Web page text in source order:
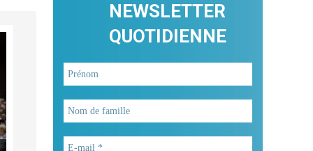
NEWSLETTER
QUOTIDIENNE